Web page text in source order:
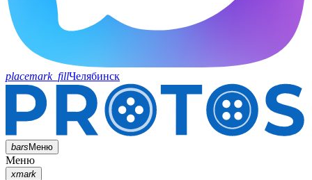
placemark_fillЧелябинск
barsМеню
Меню
xmark